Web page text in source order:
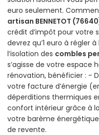
euro seulement.
artisan BENNETOT
crédit d’impôt pour votre
devrez qu’1 euro à régler
l’isolation des combles
s’agisse de votre espace
rénovation, bénéficier : -
votre facture d’énergie
déperditions thermiques
confort intérieur grâce à
votre barème
de revente.